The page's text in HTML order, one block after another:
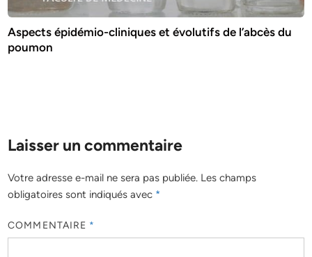
Aspects épidémio-cliniques et évolutifs de l’abcès du
poumon
Laisser un commentaire
Votre adresse e-mail ne sera pas publiée. Les champs
obligatoires sont indiqués avec *
COMMENTAIRE *